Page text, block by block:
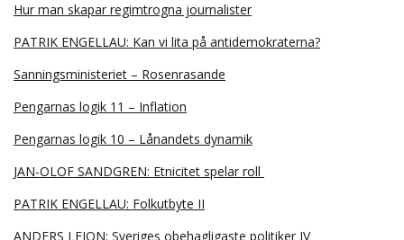
Hur man skapar regimtrogna journalister
PATRIK ENGELLAU: Kan vi lita på antidemokraterna?
Sanningsministeriet – Rosenrasande
Pengarnas logik 11 – Inflation
Pengarnas logik 10 – Lånandets dynamik
JAN-OLOF SANDGREN: Etnicitet spelar roll
PATRIK ENGELLAU: Folkutbyte II
ANDERS LEION: Sveriges obehagligaste politiker IV